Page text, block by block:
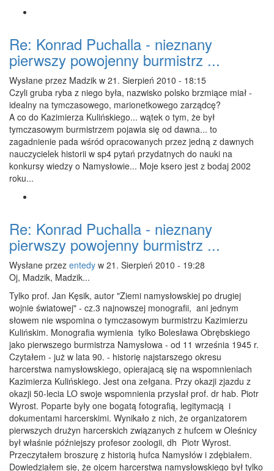
Re: Konrad Puchalla - nieznany
pierwszy powojenny burmistrz ...
Wysłane przez Madzik w 21. Sierpień 2010 - 18:15
Czyli gruba ryba z niego była, nazwisko polsko brzmiące miał -
idealny na tymczasowego, marionetkowego zarządcę?
A co do Kazimierza Kulińskiego... wątek o tym, że był
tymczasowym burmistrzem pojawia się od dawna... to
zagadnienie pada wśród opracowanych przez jedną z dawnych
nauczycielek historii w sp4 pytań przydatnych do nauki na
konkursy wiedzy o Namysłowie... Moje ksero jest z bodaj 2002
roku...
Re: Konrad Puchalla - nieznany
pierwszy powojenny burmistrz ...
Wysłane przez entedy w 21. Sierpień 2010 - 19:28
Oj, Madzik, Madzik...
Tylko prof. Jan Kęsik, autor "Ziemi namysłowskiej po drugiej
wojnie światowej" - cz.3 najnowszej monografii, ani jednym
słowem nie wspomina o tymczasowym burmistrzu Kazimierzu
Kulińskim. Monografia wymienia tylko Bolesława Obrębskiego
jako pierwszego burmistrza Namysłowa - od 11 września 1945 r.
Czytałem - już w lata 90. - historię najstarszego okresu
harcerstwa namysłowskiego, opierajacą się na wspomnieniach
Kazimierza Kulińskiego. Jest ona zełgana. Przy okazji zjazdu z
okazji 50-lecia LO swoje wspomnienia przysłał prof. dr hab. Piotr
Wyrost. Poparte były one bogatą fotografią, legitymacją i
dokumentami harcerskimi. Wynikało z nich, że organizatorem
pierwszych drużyn harcerskich związanych z hufcem w Oleśnicy
był właśnie późniejszy profesor zoologii, dh Piotr Wyrost.
Przeczytałem broszurę z historią hufca Namysłów i zdębiałem.
Dowiedziałem sie, że ojcem harcerstwa namysłowskiego był tylko